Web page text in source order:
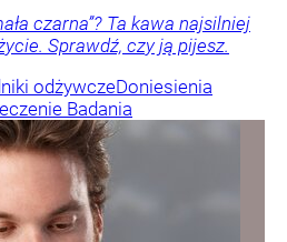
czarna”? Ta kawa najsilniej
Sprawdź, czy ją pijesz.
odżywczeDoniesienia
Badania